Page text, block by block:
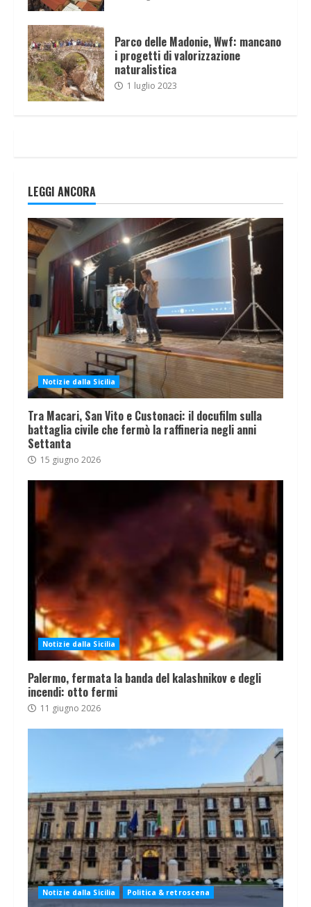
Parco delle Madonie, Wwf: mancano
i progetti di valorizzazione
naturalistica
1 luglio 2023
LEGGI ANCORA
Notizie dalla Sicilia
Tra Macari, San Vito e Custonaci: il docufilm sulla
battaglia civile che fermò la raffineria negli anni
Settanta
15 giugno 2026
Notizie dalla Sicilia
Palermo, fermata la banda del kalashnikov e degli
incendi: otto fermi
11 giugno 2026
Notizie dalla Sicilia Politica & retroscena